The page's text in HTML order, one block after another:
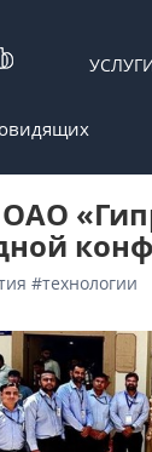
#технологии